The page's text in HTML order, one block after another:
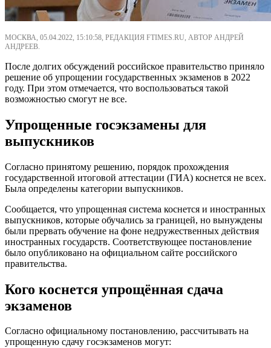
МОСКВА, 05.04.2022, 15:10:58, РЕДАКЦИЯ FTIMES.RU, АВТОР АНДРЕЙ
АНДРЕЕВ.
После долгих обсуждений российское правительство приняло
решение об упрощении государственных экзаменов в 2022
году. При этом отмечается, что воспользоваться такой
возможностью смогут не все.
Упрощенные госэкзамены для
выпускников
Согласно принятому решению, порядок прохождения
государственной итоговой аттестации (ГИА) коснется не всех.
Была определены категории выпускников.
Сообщается, что упрощенная система коснется и иностранных
выпускников, которые обучались за границей, но вынуждены
были прервать обучение на фоне недружественных действия
иностранных государств. Соответствующее постановление
было опубликовано на официальном сайте российского
правительства.
Кого коснется упрощённая сдача
экзаменов
Согласно официальному постановлению, рассчитывать на
упрощенную сдачу госэкзаменов могут: